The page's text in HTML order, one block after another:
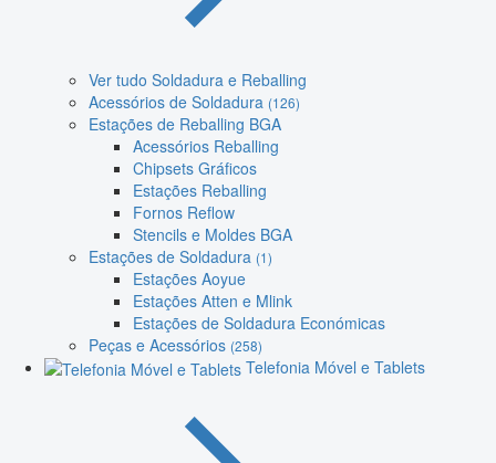
Ver tudo Soldadura e Reballing
Acessórios de Soldadura (126)
Estações de Reballing BGA
Acessórios Reballing
Chipsets Gráficos
Estações Reballing
Fornos Reflow
Stencils e Moldes BGA
Estações de Soldadura (1)
Estações Aoyue
Estações Atten e Mlink
Estações de Soldadura Económicas
Peças e Acessórios (258)
Telefonia Móvel e Tablets